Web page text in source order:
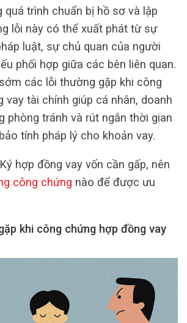
quá trình chuẩn bị hồ sơ và lập
lỗi này có thể xuất phát từ sự
luật, sự chủ quan của người
phối hợp giữa các bên liên quan.
các lỗi thường gặp khi công
vay tài chính giúp cá nhân, doanh
phòng tránh và rút ngắn thời gian
tính pháp lý cho khoản vay.
hợp đồng vay vốn cần gấp, nên
công chứng nào để được ưu
khi công chứng hợp đồng vay